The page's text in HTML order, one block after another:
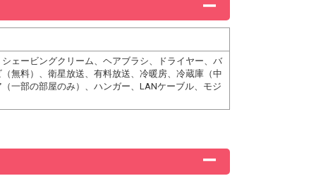
ェービングクリーム、ヘアブラシ、ドライヤー、バ
無料）、衛星放送、有料放送、冷暖房、冷蔵庫（中
一部の部屋のみ）、ハンガー、LANケーブル、モジ